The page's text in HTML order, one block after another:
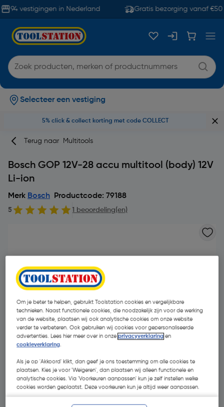
94 vestigingen in Nederland Gratis bezorging vanaf €50
Selecteer een vestiging
5% click & collect korting met code COLLECT
Terug naar Multitools
Bosch GOP 12V-28 accu multitool (body) 12V
Li-ion
Merk Bosch Productcode: 79188
5 1 beoordeling(en)
€ 165,64| Excl. btw € 136,89
Om je beter te helpen, gebruikt Toolstation cookies en vergelijkbare
technieken. Naast functionele cookies, die noodzakelijk zijn voor de werking
van de website, plaatsen wij ook analytische cookies om onze website
verder te verbeteren. Ook gebruiken wij cookies voor gepersonaliseerde
advertenties. Lees hier meer over in onzeprivacyverklaring en
cookieverklaring.
Als je op 'Akkoord' klikt, dan geef je ons toestemming om alle cookies te
plaatsen. Kies je voor 'Weigeren', dan plaatsen wij alleen functionele en
analytische cookies. Via 'Voorkeuren aanpassen' kun je zelf instellen welke
cookies worden geplaatst. Deze voorkeuren kun je altijd weer aanpassen.